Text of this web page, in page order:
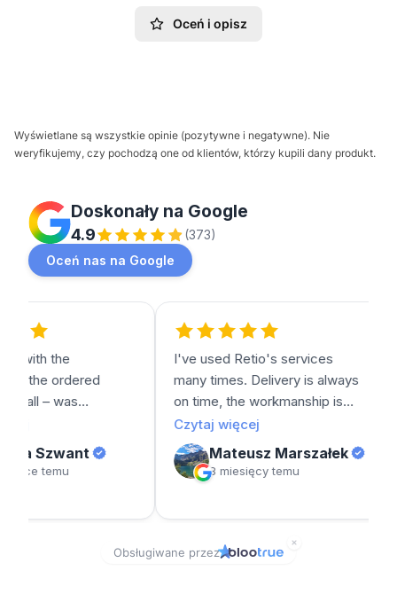
Oceń i opisz
Wyświetlane są wszystkie opinie (pozytywne i negatywne). Nie
weryfikujemy, czy pochodzą one od klientów, którzy kupili dany produkt.